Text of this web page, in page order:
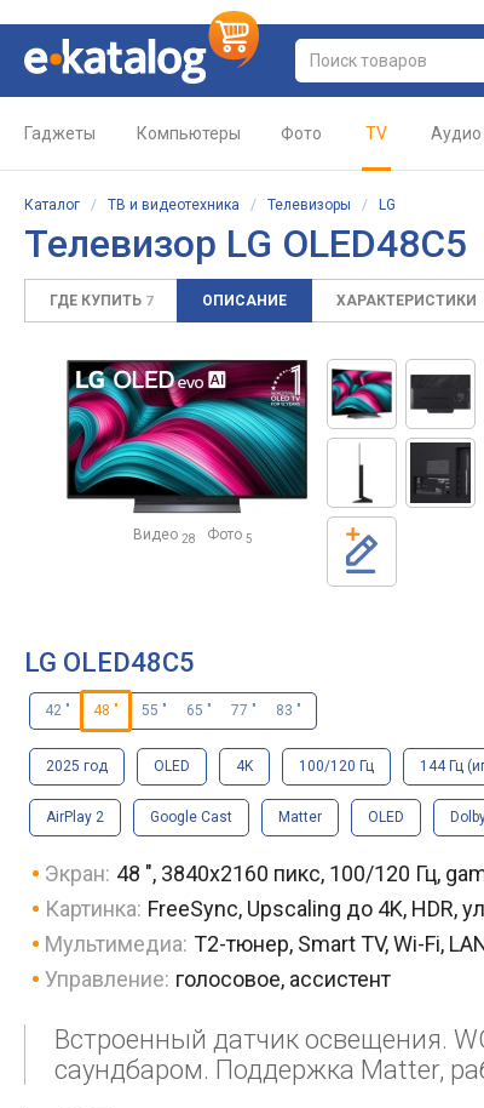
Гаджеты Компьютеры Фото TV Аудио
Каталог / ТВ и видеотехника / Телевизоры / LG
Телевизор LG OLED48C5
ГДЕ КУПИТЬ 7 ОПИСАНИЕ ХАРАКТЕРИСТИКИ
Видео 28 Фото 5
LG OLED48C5
42 " 48 " 55 " 65 " 77 " 83 "
2025 год OLED 4K 100/120 Гц 144 Гц
AirPlay 2 Google Cast Matter OLED
Экран: 48 ", 3840x2160 пикс, 100/120 Гц,
Картинка: FreeSync, Upscaling до 4K, HDR,
Мультимедиа: T2-тюнер, Smart TV, Wi-Fi,
Управление: голосовое, ассистент
Встроенный датчик освещения.
саундбаром. Поддержка Matter,